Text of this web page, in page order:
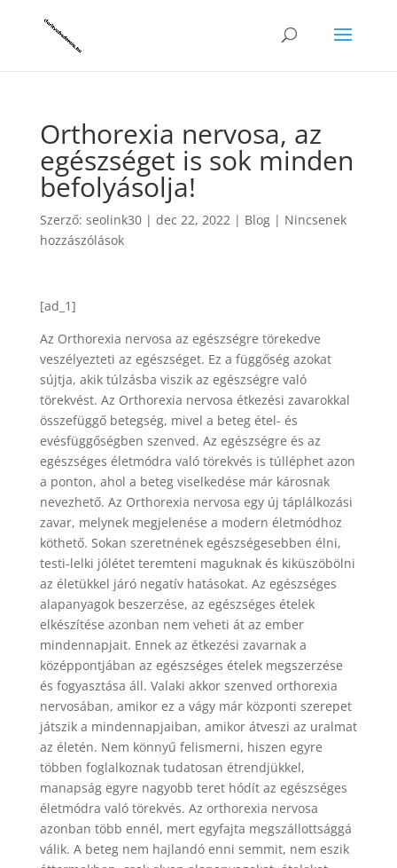
Orthorexia nervosa, az
egészséget is sok minden
befolyásolja!
Szerző: seolink30| dec 22, 2022| Blog| Nincsenek
hozzászólások
[ad_1]
Az Orthorexia nervosa az egészségre törekedve
veszélyezteti az egészséget. Ez a függőség azokat
sújtja, akik túlzásba viszik az egészségre való
törekvést. Az Orthorexia nervosa étkezési zavarokkal
összefüggő betegség, mivel a beteg étel- és
evésfüggőségben szenved. Az egészségre és az
egészséges életmódra való törekvés is túlléphet azon
a ponton, ahol a beteg viselkedése már károsnak
nevezhető. Az Orthorexia nervosa egy új táplálkozási
zavar, melynek megjelenése a modern életmódhoz
köthető. Sokan szeretnének egészségesebben élni,
testi-lelki jólétet teremteni maguknak és kiküszöbölni
az életükkel járó negatív hatásokat. Az egészséges
alapanyagok beszerzése, az egészséges ételek
elkészítése azonban nem veheti át az ember
mindennapjait. Ennek az étkezési zavarnak a
középpontjában az egészséges ételek megszerzése
és fogyasztása áll. Valaki akkor szenved orthorexia
nervosában, amikor ez a vágy már központi szerepet
játszik a mindennapjaiban, amikor átveszi az uralmat
az életén. Nem könnyű felismerni, hiszen egyre
többen foglalkoznak tudatosan étrendjükkel,
manapság egyre nagyobb teret hódít az egészséges
életmódra való törekvés. Az orthorexia nervosa
azonban több ennél, mert egyfajta megszállottsággá
válik. A beteg nem hajlandó enni semmit, nem eszik